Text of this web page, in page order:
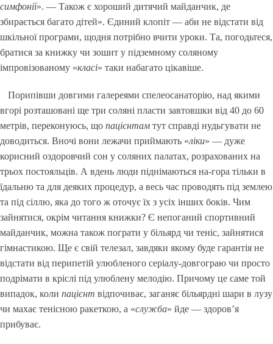
симфонії». — Також є хороший дитячий майданчик, де
збирається багато дітей». Єдиний клопіт — аби не відстати від
шкільної програми, щодня потрібно вчити уроки. Та, погодьтеся,
братися за книжку чи зошит у підземному соляному
імпровізованому «класі» таки набагато цікавіше.
Порипівши довгими галереями спелеосанаторію, над якими
вгорі розташовані ще три соляні пласти завтовшки від 40 до 60
метрів, переконуюсь, що пацієнтам тут справді нудьгувати не
доводиться. Вночі вони лежачи приймають «ліки» — дуже
корисний оздоровчий сон у соляних палатах, розрахованих на
трьох постояльців. А вдень люди піднімаються на-гора тільки в
їдальню та для деяких процедур, а весь час проводять під землею
та під сіллю, яка до того ж оточує їх з усіх інших боків. Чим
зайнятися, окрім читання книжки? Є непоганий спортивний
майданчик, можна також пограти у більярд чи теніс, зайнятися
гімнастикою. Ще є свій телезал, завдяки якому буде гарантія не
відстати від перипетій улюбленого серіалу-довгограю чи просто
подрімати в кріслі під улюблену мелодію. Причому це саме той
випадок, коли пацієнт відпочиває, заганяє більярдні шари в лузу
чи махає тенісною ракеткою, а «служба» йде — здоров’я
прибуває.